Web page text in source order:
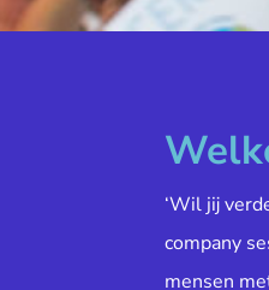
‘Wil jij
company
mensen